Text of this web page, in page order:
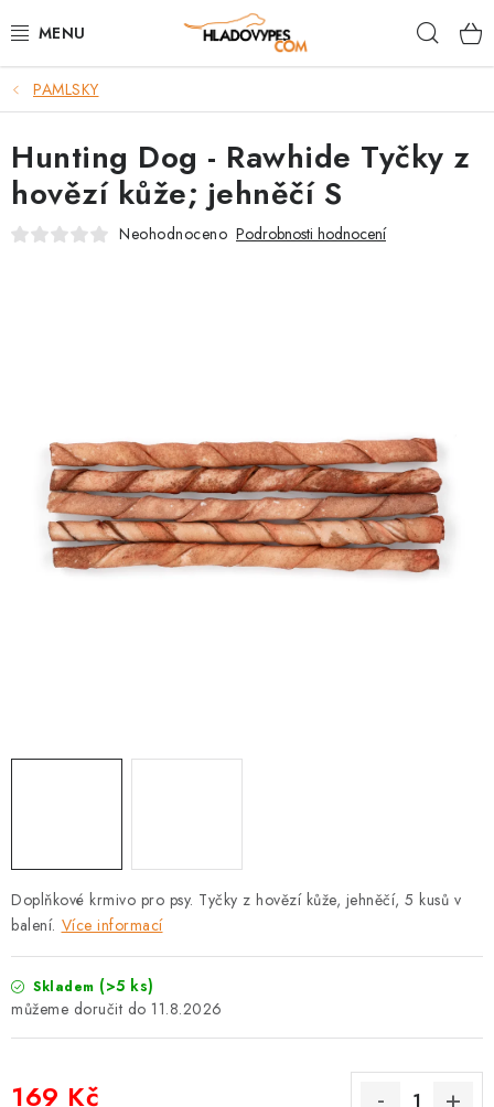
na
POTŘEBY PRO PSY
TAMI PŘEPRAVNÍ BOXY
SPORT SE PSEM
ZNAČKY
PRODEJNA
BLOG
Výměna, vrácení a reklamace
FAQ
PAMLSKY
Doplňkové krmivo pro psy. Tyčky z hovězí kůže, jehněčí, 5 kusů v
balení. Více informací
Skladem (>5 ks)
11.8.2026
169 Kč
Hunting Dog - Rawhide Tyčky z
hovězí kůže; jehněčí S
Neohodnoceno Podrobnosti hodnocení